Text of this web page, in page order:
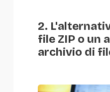
2.
file ZIP o un
archivio di